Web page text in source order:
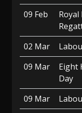
09 Feb
02 Mar
09 Mar
Eight
Day
09 Mar